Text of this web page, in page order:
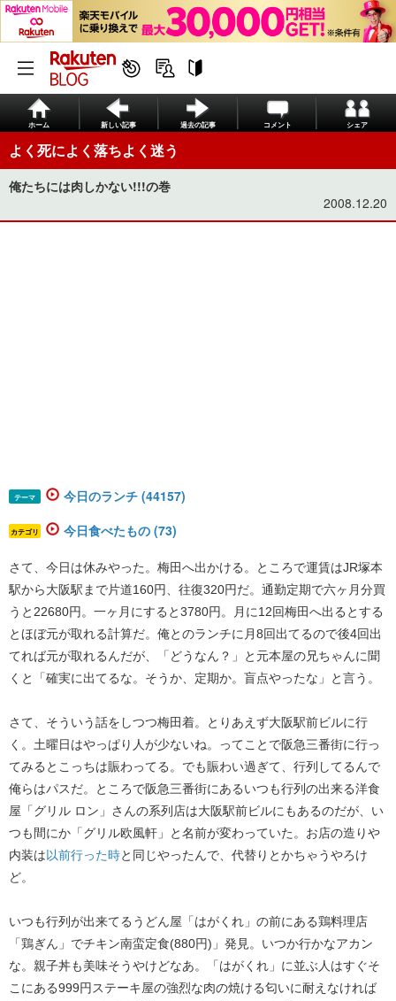
ホーム 新しい記事 過去の記事 コメント シェア
よく死によく落ちよく迷う
俺たちには肉しかない!!!の巻
2008.12.20
テーマ 今日のランチ (44157)
カテゴリ 今日食べたもの (73)
さて、今日は休みやった。梅田へ出かける。ところで運賃はJR塚本
駅から大阪駅まで片道160円、往復320円だ。通勤定期で六ヶ月分買
うと22680円。一ヶ月にすると3780円。月に12回梅田へ出るとする
とほぼ元が取れる計算だ。俺とのランチに月8回出てるので後4回出
てれば元が取れるんだが、「どうなん？」と元本屋の兄ちゃんに聞
くと「確実に出てるな。そうか、定期か。盲点やったな」と言う。
さて、そういう話をしつつ梅田着。とりあえず大阪駅前ビルに行
く。土曜日はやっぱり人が少ないね。ってことで阪急三番街に行っ
てみるとこっちは賑わってる。でも賑わい過ぎて、行列してるんで
俺らはパスだ。ところで阪急三番街にあるいつも行列の出来る洋食
屋「グリル ロン」さんの系列店は大阪駅前ビルにもあるのだが、い
つも間にか「グリル欧風軒」と名前が変わっていた。お店の造りや
内装は以前行った時と同じやったんで、代替りとかちゃうやろけ
ど。
いつも行列が出来てるうどん屋「はがくれ」の前にある鶏料理店
「鶏ぎん」でチキン南蛮定食(880円)」発見。いつか行かなアカン
な。親子丼も美味そうやけどなあ。「はがくれ」に並ぶ人はすぐそ
こにある999円ステーキ屋の強烈な肉の焼ける匂いに耐えなければ